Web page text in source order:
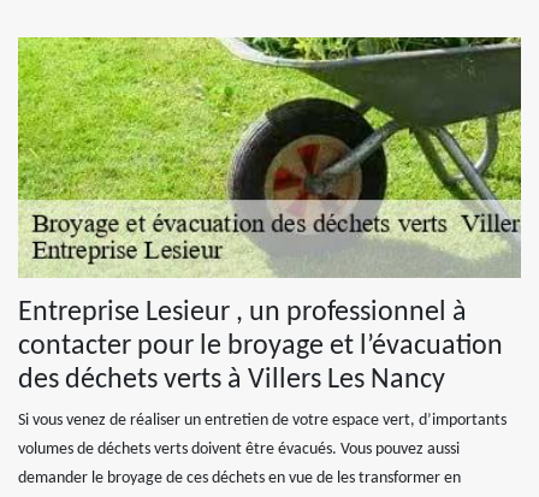
Entreprise Lesieur , un professionnel à
contacter pour le broyage et l’évacuation
des déchets verts à Villers Les Nancy
Si vous venez de réaliser un entretien de votre espace vert, d’importants
volumes de déchets verts doivent être évacués. Vous pouvez aussi
demander le broyage de ces déchets en vue de les transformer en